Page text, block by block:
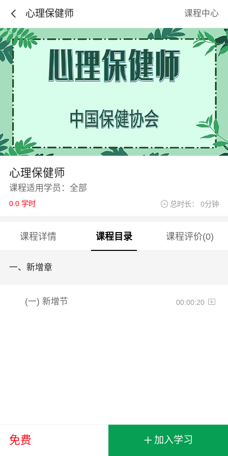
心理保健师 课程中心
心理保健师
课程适用学员：全部
0.0 学时 总时长： 0分钟
课程详情 课程目录 课程评价(0)
一、 新增章
(一)新增节 00:00:20
免费 + 加入学习